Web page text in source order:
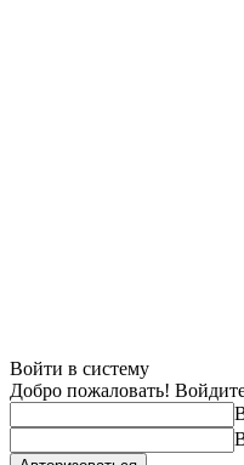
Войти в систему
Добро пожаловать!